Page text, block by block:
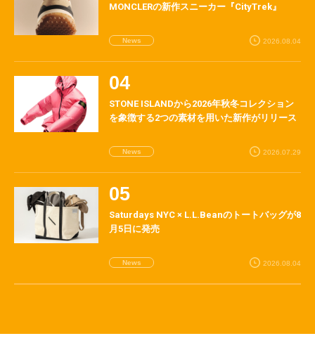
MONCLERの新作スニーカー『CityTrek』
News 2026.08.04
STONE ISLANDから2026年秋冬コレクション
を象徴する2つの素材を用いた新作がリリース
News 2026.07.29
Saturdays NYC × L.L.Beanのトートバッグが8
月5日に発売
News 2026.08.04